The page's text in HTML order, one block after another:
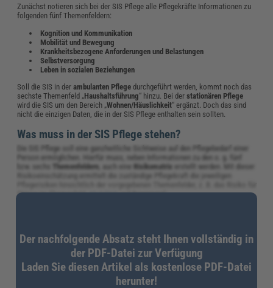
Zunächst notieren sich bei der SIS Pflege alle Pflegekräfte Informationen zu
folgenden fünf Themenfeldern:
Kognition und Kommunikation
Mobilität und Bewegung
Krankheitsbezogene Anforderungen und Belastungen
Selbstversorgung
Leben in sozialen Beziehungen
Soll die SIS in derambulanten Pflege durchgeführt werden, kommt noch das
sechste Themenfeld „Haushaltsführung“ hinzu. Bei derstationären Pflege
wird die SIS um den Bereich „Wohnen/Häuslichkeit“ ergänzt. Doch das sind
nicht die einzigen Daten, die in der SIS Pflege enthalten sein sollten.
Was muss in der SIS Pflege stehen?
Der nachfolgende Absatz steht Ihnen vollständig in
der PDF-Datei zur Verfügung
Laden Sie diesen Artikel als kostenlose PDF-Datei
herunter!
Die SIS Pflege soll eine ganzheitliche Sichtweise auf den Pflegebedarf einer
Person ermöglichen. Hierfür muss, neben Informationen zu den o. g. fünf
bzw. sechs
Themenfeldern , auch eine Risikomatrix erstellt werden. Mit dieser
Risikoeinschätzung ermittelt die zuständige Pflegekraft die jeweiligen
Stürze im Themenfeld „Mobilitätund Bewegung“.
aktuellen Ausgangslage. Knappe Darstellungsweise von Gewohnheiten,
Fähigkeiten, Wünschen, Pflege- und Hilfsbeschreibung aus Sicht des bzw.
der Pflegebedürftigen etc.
Ergänzung der Sichtweise durch die Pflegekraft:Sie beschreibt aus
ihrer Perspektive die Situation der pflegebedürftigen Person, erkennt
Risikopotenziale (Risikomatrix) und berät über ihre Einschätzung.